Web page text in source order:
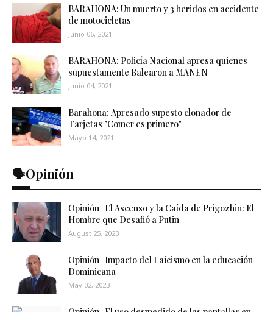
BARAHONA: Un muerto y 3 heridos en accidente
de motocicletas
Junio 06, 2021
BARAHONA: Policía Nacional apresa quienes
supuestamente Balearon a MANEN
Junio 04, 2021
Barahona: Apresado supesto clonador de
Tarjetas "Comer es primero"
Mayo 14, 2021
🗣️Opinión
Opinión | El Ascenso y la Caída de Prigozhin: El
Hombre que Desafió a Putin
August 25, 2023
Opinión | Impacto del Laicismo en la educación
Dominicana
May 02, 2023